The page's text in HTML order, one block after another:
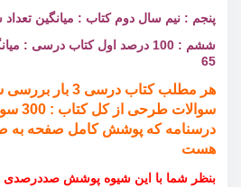
پنجم : نیم سال دوم کتاب : میانگین تعداد سوال 50
65
هر مطلب کتاب درسی 3 بار بررسی شده
سوالات طرحی از کل کتاب : 300 سوال حالا
درسنامه که پوشش کامل صفحه به
هست
بنظر شما با این شیوه پوشش